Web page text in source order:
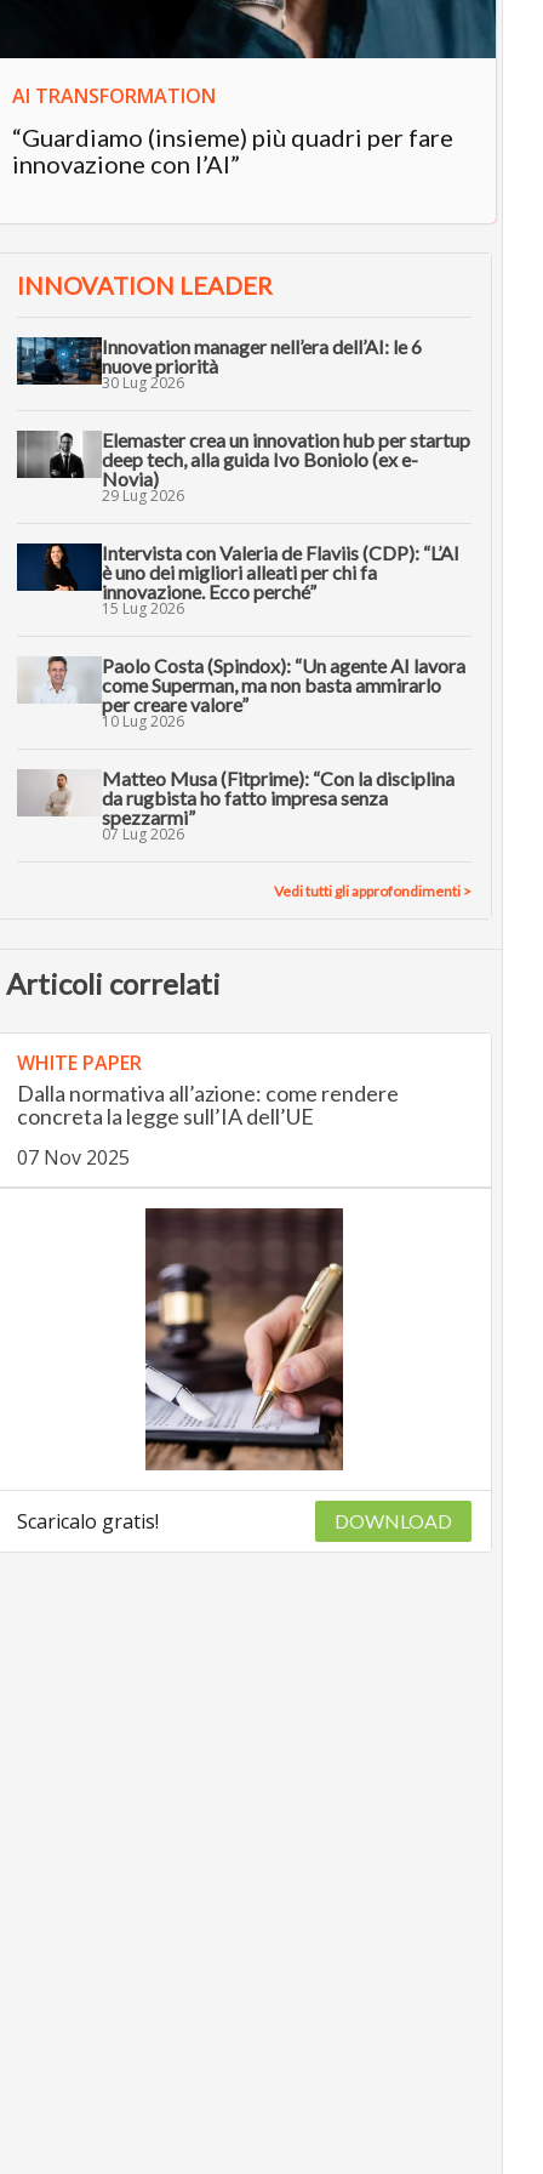
AI TRANSFORMATION
“Guardiamo (insieme) più quadri per fare
innovazione con l’AI”
INNOVATION LEADER
Innovation manager nell’era dell’AI: le 6
nuove priorità
30 Lug 2026
Elemaster crea un innovation hub per startup
deep tech, alla guida Ivo Boniolo (ex e-
Novia)
29 Lug 2026
Intervista con Valeria de Flaviis (CDP): “L’AI
è uno dei migliori alleati per chi fa
innovazione. Ecco perché”
15 Lug 2026
Paolo Costa (Spindox): “Un agente AI lavora
come Superman, ma non basta ammirarlo
per creare valore”
10 Lug 2026
Matteo Musa (Fitprime): “Con la disciplina
da rugbista ho fatto impresa senza
spezzarmi”
07 Lug 2026
Vedi tutti gli approfondimenti >
Articoli correlati
WHITE PAPER
Dalla normativa all’azione: come rendere
concreta la legge sull’IA dell’UE
07 Nov 2025
Scaricalo gratis! DOWNLOAD